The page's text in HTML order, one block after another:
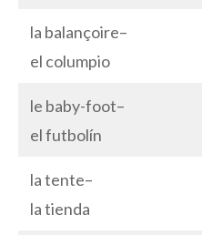
la balançoire–
el columpio
le baby-foot–
el futbolín
la tente–
la tienda